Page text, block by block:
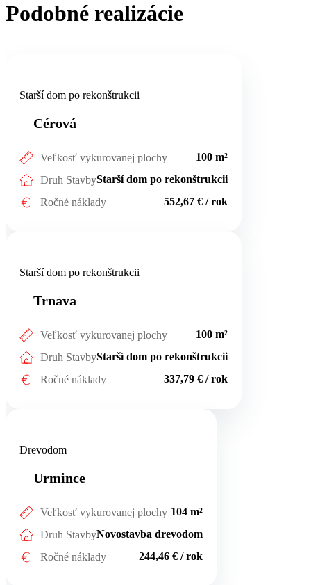
Podobné realizácie
Starší dom po rekonštrukcii
Cérová
Veľkosť vykurovanej plochy
100 m²
Druh StavbyStarší dom po rekonštrukcii
Ročné náklady
552,67 € / rok
Starší dom po rekonštrukcii
Trnava
Veľkosť vykurovanej plochy
100 m²
Druh StavbyStarší dom po rekonštrukcii
Ročné náklady
337,79 € / rok
Drevodom
Urmince
Veľkosť vykurovanej plochy 104 m²
Druh StavbyNovostavba drevodom
Ročné náklady
244,46 € / rok